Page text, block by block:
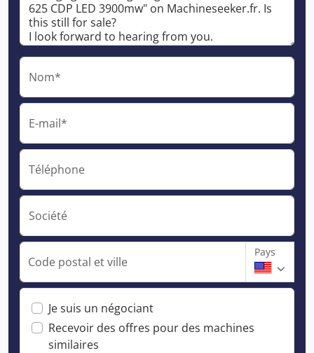
Nom*
E-mail*
Téléphone
Société
Code postal et ville
Pays
Je suis un négociant
Recevoir des offres pour des machines
similaires